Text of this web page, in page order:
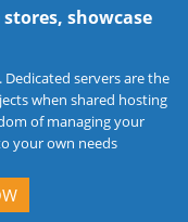
showcase
servers are the
when shared hosting
of managing your
your own needs.